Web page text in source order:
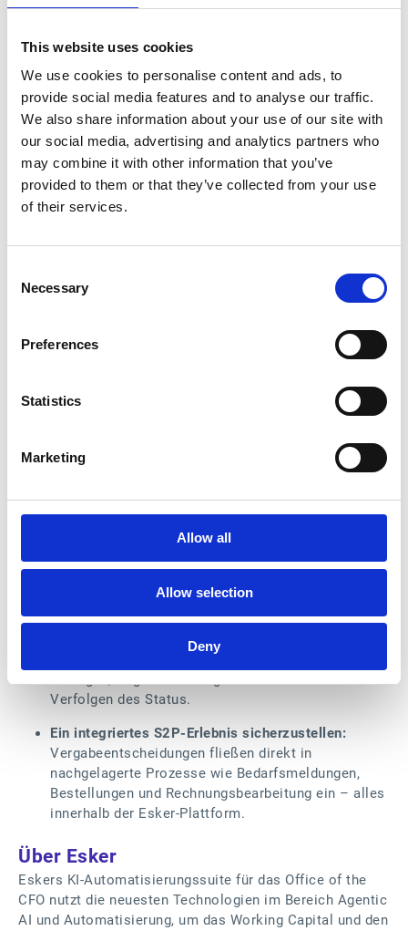
This website uses cookies
We use cookies to personalise content and ads, to
provide social media features and to analyse our traffic.
We also share information about your use of our site with
our social media, advertising and analytics partners who
may combine it with other information that you’ve
provided to them or that they’ve collected from your use
of their services.
Selection
Necessary
Preferences
Statistics
Marketing
Allow all
Allow selection
Deny
Transparenz zu verbessern“, sagt Catherine
„Richtig gemanagt kann Tail Spend von einem blinden
Fleck zu einem strategischen Vorteil werden. Esker
Quote Request bietet einen einfachen, unkomplizierten
Weg, alltägliche Beschaffungen zu organisieren und das
Kostenmanagement im S2P‑Prozess zu optimieren.“
Durch die gezielte Unterstützung im Umgang mit
Unternehmen:
und Mitarbeitende, die gelegentlich Anforderungen
auslösen, können Angebote mehrerer Lieferanten
Beschaffungsentscheidungen zu beschleunigen:
schneller Einrichtung, Vorlagen und integrierter
Compliance und Governance zu stärken:
Beschaffungsrichtlinien werden durch strukturierte
notwendige Felder und Dokumente vollständig sind.
Transparenz und Nachvollziehbarkeit zu
verbessern:Alle angebotsbezogenen Interaktionen,
Dokumente und Antworten werden zentralisiert und
Lieferantenkollaboration zu fördern:
erhalten ein eigenes Portal zur Ansicht von
Verfolgen des Status.
Ein integriertes S2P‑Erlebnis sicherzustellen:
Vergabeentscheidungen fließen direkt in
nachgelagerte Prozesse wie Bedarfsmeldungen,
Bestellungen und Rechnungsbearbeitung ein – alles
innerhalb der Esker‑Plattform.
Über Esker
Eskers KI-Automatisierungssuite für das Office of the
CFO nutzt die neuesten Technologien im Bereich Agentic
AI und Automatisierung, um das Working Capital und den